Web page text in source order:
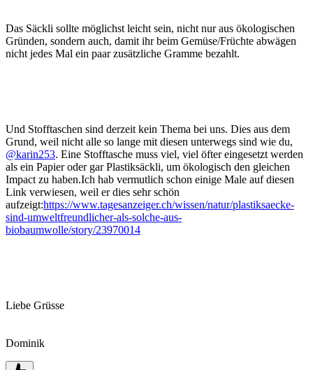
Das Säckli sollte möglichst leicht sein, nicht nur aus ökologischen
Gründen, sondern auch, damit ihr beim Gemüse/Früchte abwägen
nicht jedes Mal ein paar zusätzliche Gramme bezahlt.
Und Stofftaschen sind derzeit kein Thema bei uns. Dies aus dem
Grund, weil nicht alle so lange mit diesen unterwegs sind wie du,
@karin253. Eine Stofftasche muss viel, viel öfter eingesetzt werden
als ein Papier oder gar Plastiksäckli, um ökologisch den gleichen
Impact zu haben.Ich hab vermutlich schon einige Male auf diesen
Link verwiesen, weil er dies sehr schön
aufzeigt:https://www.tagesanzeiger.ch/wissen/natur/plastiksaecke-
sind-umweltfreundlicher-als-solche-aus-
biobaumwolle/story/23970014
Liebe Grüsse
Dominik